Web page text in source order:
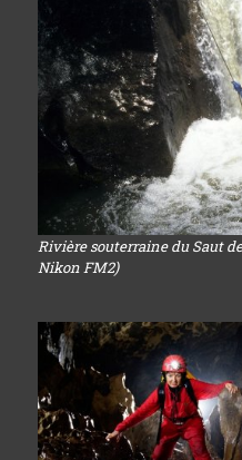
Rivière souterraine du Saut
Nikon FM2)